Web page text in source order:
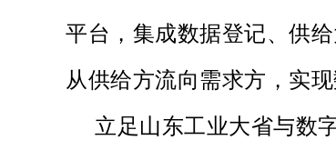
平台，集成数据登记、供
从供给方流向需求方，实现
立足山东工业大省与数